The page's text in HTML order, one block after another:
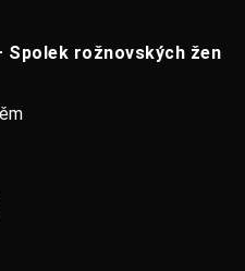
Spolek rožnovských žen